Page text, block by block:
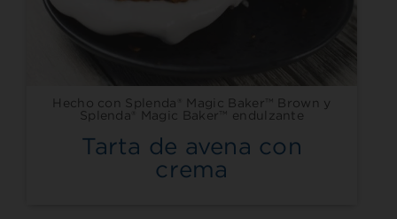
Hecho con Splenda® Magic Baker™ Brown y
Splenda® Magic Baker™ endulzante
Tarta de avena con
crema